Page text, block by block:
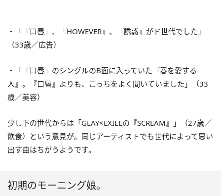
・「『口唇』、『HOWEVER』、『誘惑』がド世代でした」
（33歳／広告）
・「『口唇』のシングルのB面に入っていた『春を愛する
人』。『口唇』よりも、こっちをよく聞いていました」（33
歳／美容）
少し下の世代からは「GLAY×EXILEの『SCREAM』」（27歳／
飲食）という意見が。同じアーティストでも世代によって思い
出す曲はちがうようです。
初期のモーニング娘。